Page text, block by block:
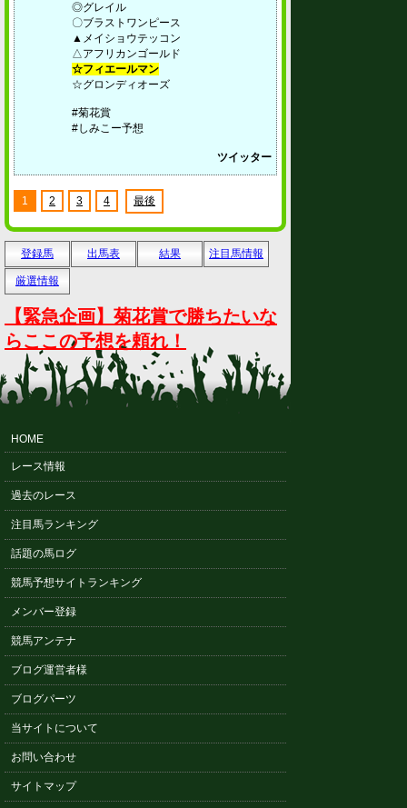
◎グレイル
〇ブラストワンピース
▲メイショウテッコン
△アフリカンゴールド
☆フィエールマン
☆グロンディオーズ
#菊花賞
#しみこー予想
ツイッター
1 2 3 4 最後
登録馬 出馬表 結果 注目馬情報
厳選情報
【緊急企画】菊花賞で勝ちたいな
らここの予想を頼れ！
HOME
レース情報
過去のレース
注目馬ランキング
話題の馬ログ
競馬予想サイトランキング
メンバー登録
競馬アンテナ
ブログ運営者様
ブログパーツ
当サイトについて
お問い合わせ
サイトマップ